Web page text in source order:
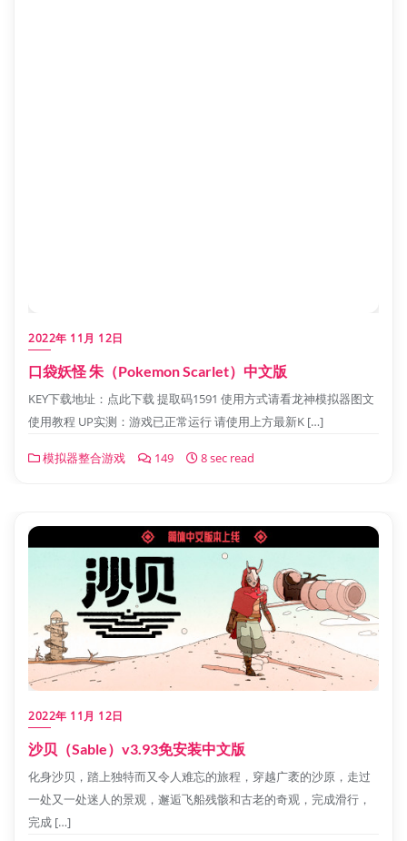
2022年 11月 12日
沙贝（Sable）v3.93免安装中文版
化身沙贝，踏上独特而又令人难忘的旅程，穿越广袤的沙原，走过
一处又一处迷人的景观，邂逅飞船残骸和古老的奇观，完成滑行，
完成 […]